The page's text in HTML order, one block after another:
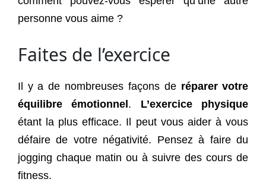
personne vous aime ?
Faites de l’exercice
Il y a de nombreuses façons de réparer votre
équilibre émotionnel. L’exercice physique
étant la plus efficace. Il peut vous aider à vous
défaire de votre négativité. Pensez à faire du
jogging chaque matin ou à suivre des cours de
fitness.